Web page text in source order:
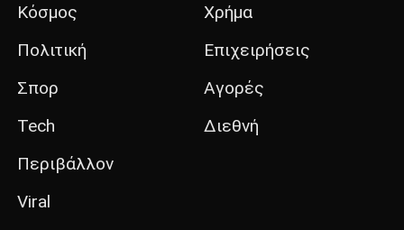
Κόσμος
Πολιτική
Σπορ
Tech
Περιβάλλον
Viral
Χρήμα
Επιχειρήσεις
Αγορές
Διεθνή